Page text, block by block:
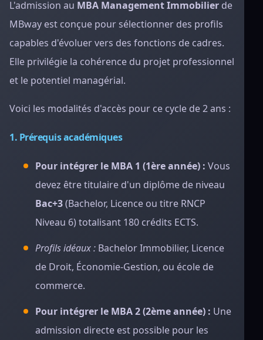
L'admission au MBA Management Immobilier de
MBway est conçue pour sélectionner des profils
capables d'évoluer vers des fonctions de cadres.
Elle privilégie la cohérence du projet professionnel
et le potentiel managérial.
Voici les modalités d'accès pour ce cycle de 2 ans :
1. Prérequis académiques
Pour intégrer le MBA 1 (1ère année) : Vous
devez être titulaire d'un diplôme de niveau
Bac+3(Bachelor, Licence ou titre RNCP
Niveau 6) totalisant 180 crédits ECTS.
Profils idéaux : Bachelor Immobilier, Licence
de Droit, Économie-Gestion, ou école de
commerce.
Pour intégrer le MBA 2 (2ème année) : Une
admission directe est possible pour les